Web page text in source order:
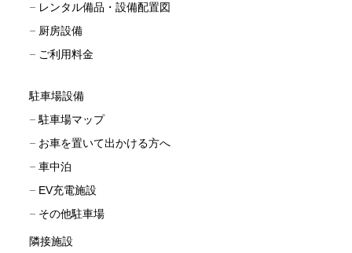
レンタル備品・設備配置図
厨房設備
ご利用料金
駐車場設備
駐車場マップ
お車を置いて出かける方へ
車中泊
EV充電施設
その他駐車場
隣接施設